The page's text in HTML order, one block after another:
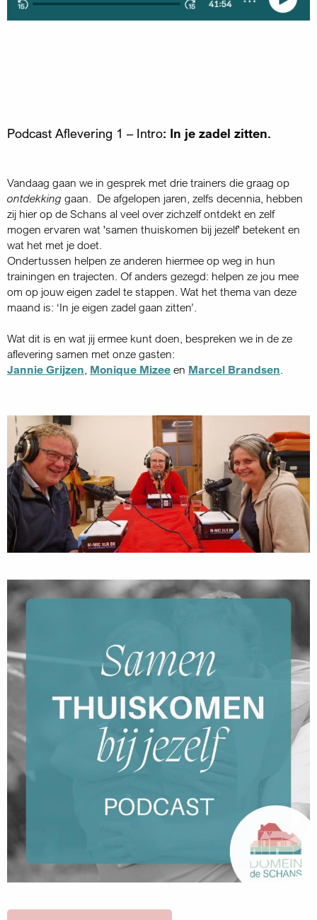
Podcast Aflevering 1 – Intro: In je zadel zitten.
Vandaag gaan we in gesprek met drie trainers die graag op
ontdekking gaan. De afgelopen jaren, zelfs decennia, hebben
zij hier op de Schans al veel over zichzelf ontdekt en zelf
mogen ervaren wat 'samen thuiskomen bij jezelf' betekent en
wat het met je doet.
Ondertussen helpen ze anderen hiermee op weg in hun
trainingen en trajecten. Of anders gezegd: helpen ze jou mee
om op jouw eigen zadel te stappen. Wat het thema van deze
maand is: ‘In je eigen zadel gaan zitten’.
Wat dit is en wat jij ermee kunt doen, bespreken we in de ze
aflevering samen met onze gasten:
Jannie Grijzen, Monique Mizee en Marcel Brandsen.